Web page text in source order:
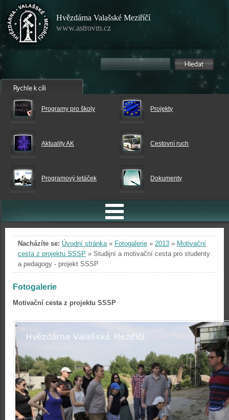
Hvězdárna Valašské Meziříčí
www.astrovm.cz
Programy pro školy Projekty
Aktuality AK Cestovní ruch
Programový letáček Dokumenty
Nacházíte se: Úvodní stránka» Fotogalerie » 2013 » Motivační
cesta z projektu SSSP » Studijní a motivační cesta pro studenty
a pedagogy - projekt SSSP
Fotogalerie
Motivační cesta z projektu SSSP